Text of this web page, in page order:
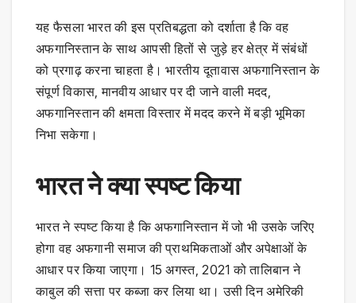
यह फैसला भारत की इस प्रतिबद्धता को दर्शाता है कि वह
अफगानिस्तान के साथ आपसी हितों से जुड़े हर क्षेत्र में संबंधों
को प्रगाढ़ करना चाहता है। भारतीय दूतावास अफगानिस्तान के
संपूर्ण विकास, मानवीय आधार पर दी जाने वाली मदद,
अफगानिस्तान की क्षमता विस्तार में मदद करने में बड़ी भूमिका
निभा सकेगा।
भारत ने क्या स्पष्ट किया
भारत ने स्पष्ट किया है कि अफगानिस्तान में जो भी उसके जरिए
होगा वह अफगानी समाज की प्राथमिकताओं और अपेक्षाओं के
आधार पर किया जाएगा। 15 अगस्त, 2021 को तालिबान ने
काबुल की सत्ता पर कब्जा कर लिया था। उसी दिन अमेरिकी